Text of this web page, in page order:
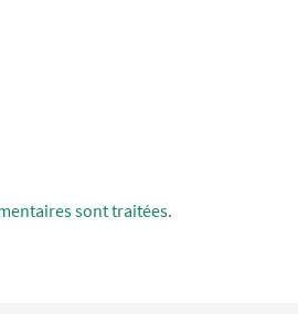
sont traitées.